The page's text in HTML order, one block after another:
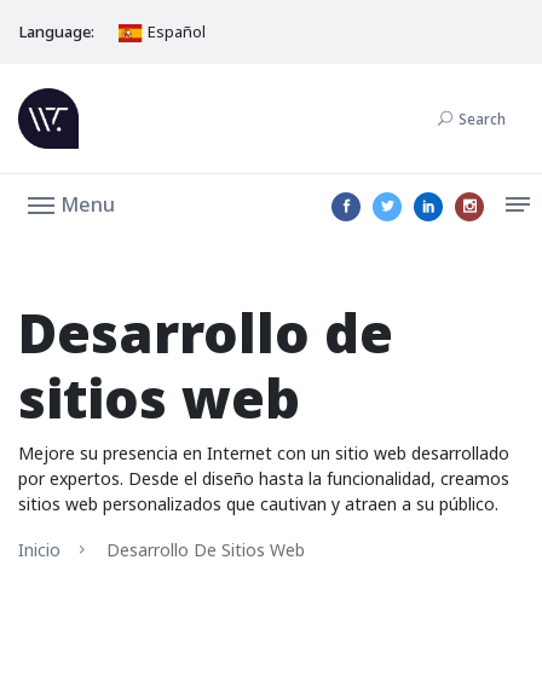
Language: Español
Search
Menu
Desarrollo de
sitios web
Mejore su presencia en Internet con un sitio web desarrollado
por expertos. Desde el diseño hasta la funcionalidad, creamos
sitios web personalizados que cautivan y atraen a su público.
Inicio
Desarrollo De Sitios Web